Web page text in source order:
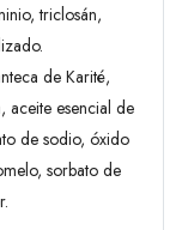
triclosán,
de Karité,
aceite esencial de
de sodio, óxido
sorbato de